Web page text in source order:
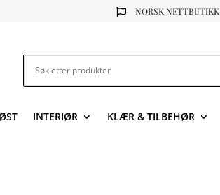
 NORSK NETTBUTIKK
INTERIØR KLÆR & TILBEHØR